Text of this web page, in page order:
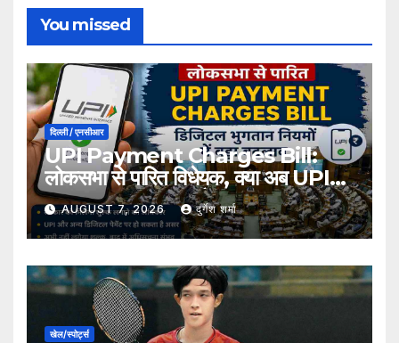
You missed
दिल्ली / एनसीआर
UPI Payment Charges Bill:
लोकसभा से पारित विधेयक, क्या अब UPI
भुगतान पर लग सकता है शुल्क?
AUGUST 7, 2026 दुर्गेश शर्मा
खेल/स्पोर्ट्स